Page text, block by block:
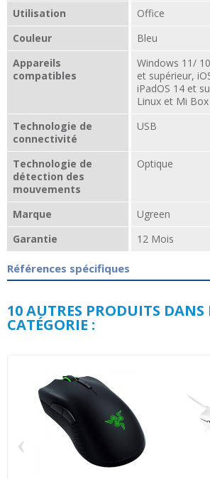
Utilisation
Office
Couleur
Bleu
Appareils
compatibles
Windows 11/
et supérieur,
iPadOS 14 et
Linux et Mi Box
Technologie de
connectivité
USB
Technologie de
détection des
mouvements
Optique
Marque
Ugreen
Garantie
12 Mois
Références spécifiques
10 AUTRES PRODUITS DANS
CATÉGORIE :
‹